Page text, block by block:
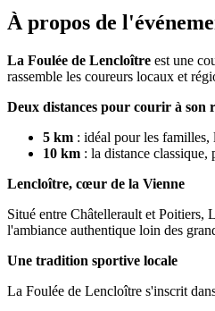
À propos de
La Foulée de Lencloître est une
rassemble les coureurs locaux et
Deux distances pour courir à son
5 km : idéal pour les familles,
10 km : la distance classique,
Lencloître, cœur de la Vienne
Situé entre Châtellerault et Poitiers,
l'ambiance authentique loin des
Une tradition sportive locale
La Foulée de Lencloître s'inscrit